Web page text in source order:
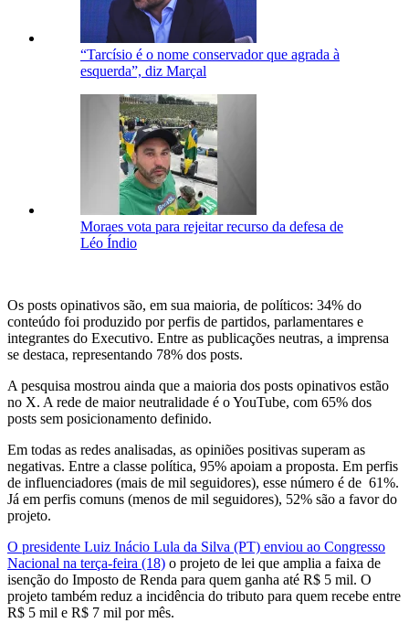
“Tarcísio é o nome conservador que agrada à
esquerda”, diz Marçal
Moraes vota para rejeitar recurso da defesa de
Léo Índio
Os posts opinativos são, em sua maioria, de políticos: 34% do
conteúdo foi produzido por perfis de partidos, parlamentares e
integrantes do Executivo. Entre as publicações neutras, a imprensa
se destaca, representando 78% dos posts.
A pesquisa mostrou ainda que a maioria dos posts opinativos estão
no X. A rede de maior neutralidade é o YouTube, com 65% dos
posts sem posicionamento definido.
Em todas as redes analisadas, as opiniões positivas superam as
negativas. Entre a classe política, 95% apoiam a proposta. Em perfis
de influenciadores (mais de mil seguidores), esse número é de 61%.
Já em perfis comuns (menos de mil seguidores), 52% são a favor do
projeto.
O presidente Luiz Inácio Lula da Silva (PT) enviou ao Congresso
Nacional na terça-feira (18) o projeto de lei que amplia a faixa de
isenção do Imposto de Renda para quem ganha até R$ 5 mil. O
projeto também reduz a incidência do tributo para quem recebe entre
R$ 5 mil e R$ 7 mil por mês.